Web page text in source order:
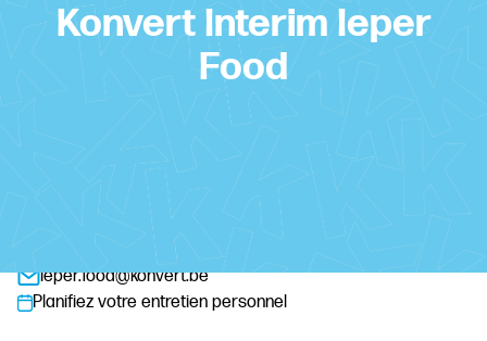
Konvert Interim Ieper
Food
Colaertplein 15, 8900 Ypres
+32 57 48 63 28
ieper.food@konvert.be
Planifiez votre entretien personnel